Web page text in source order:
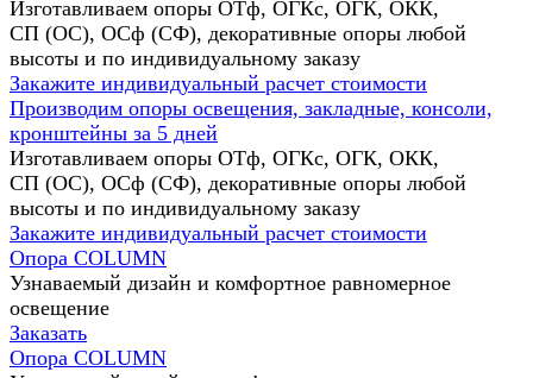
Изготавливаем опоры ОТф, ОГКс, ОГК, ОКК,
СП (ОС), ОСф (СФ), декоративные опоры любой
высоты и по индивидуальному заказу
Закажите индивидуальный расчет стоимости
Производим опоры освещения, закладные, консоли,
кронштейны за 5 дней
Изготавливаем опоры ОТф, ОГКс, ОГК, ОКК,
СП (ОС), ОСф (СФ), декоративные опоры любой
высоты и по индивидуальному заказу
Закажите индивидуальный расчет стоимости
Опора COLUMN
Узнаваемый дизайн и комфортное равномерное
освещение
Заказать
Опора COLUMN